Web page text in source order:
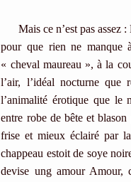
Mais ce n’est pas assez :
pour que rien ne manque
« cheval maureau », à la
l’air, l’idéal nocturne
l’animalité érotique que le
entre robe de bête et
frise et mieux éclairé par
chappeau estoit de soye
devise ung amour Amour,